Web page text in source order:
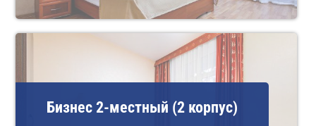
Бизнес 2-местный (2 корпус)